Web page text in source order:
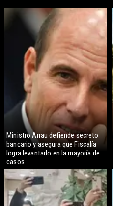
Ministro Arrau defiende secreto
bancario y asegura que Fiscalía
logra levantarlo en la mayoría de
casos